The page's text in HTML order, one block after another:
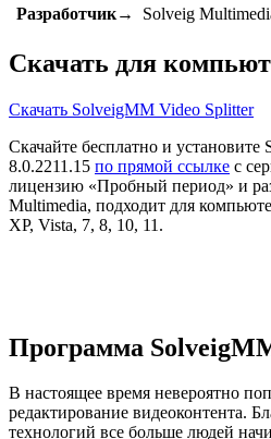
Разработчик→
Solveig
Скачать для
Скачать SolveigMM Video Splitter
Скачайте бесплатно и
8.0.2211.15 по прямой ссылке с
лицензию «Пробный период» и
Multimedia, подходит для
XP, Vista, 7, 8, 10, 11.
Программа
В настоящее время невероятно
редактирование видеоконтента.
технологий все больше людей